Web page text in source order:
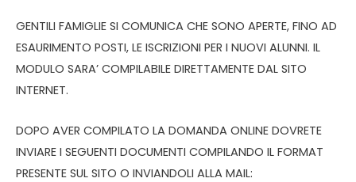
GENTILI FAMIGLIE SI COMUNICA CHE SONO APERTE, FINO AD
ESAURIMENTO POSTI, LE ISCRIZIONI PER I NUOVI ALUNNI. IL
MODULO SARA’ COMPILABILE DIRETTAMENTE DAL SITO
INTERNET.
DOPO AVER COMPILATO LA DOMANDA ONLINE DOVRETE
INVIARE I SEGUENTI DOCUMENTI COMPILANDO IL FORMAT
PRESENTE SUL SITO O INVIANDOLI ALLA MAIL: